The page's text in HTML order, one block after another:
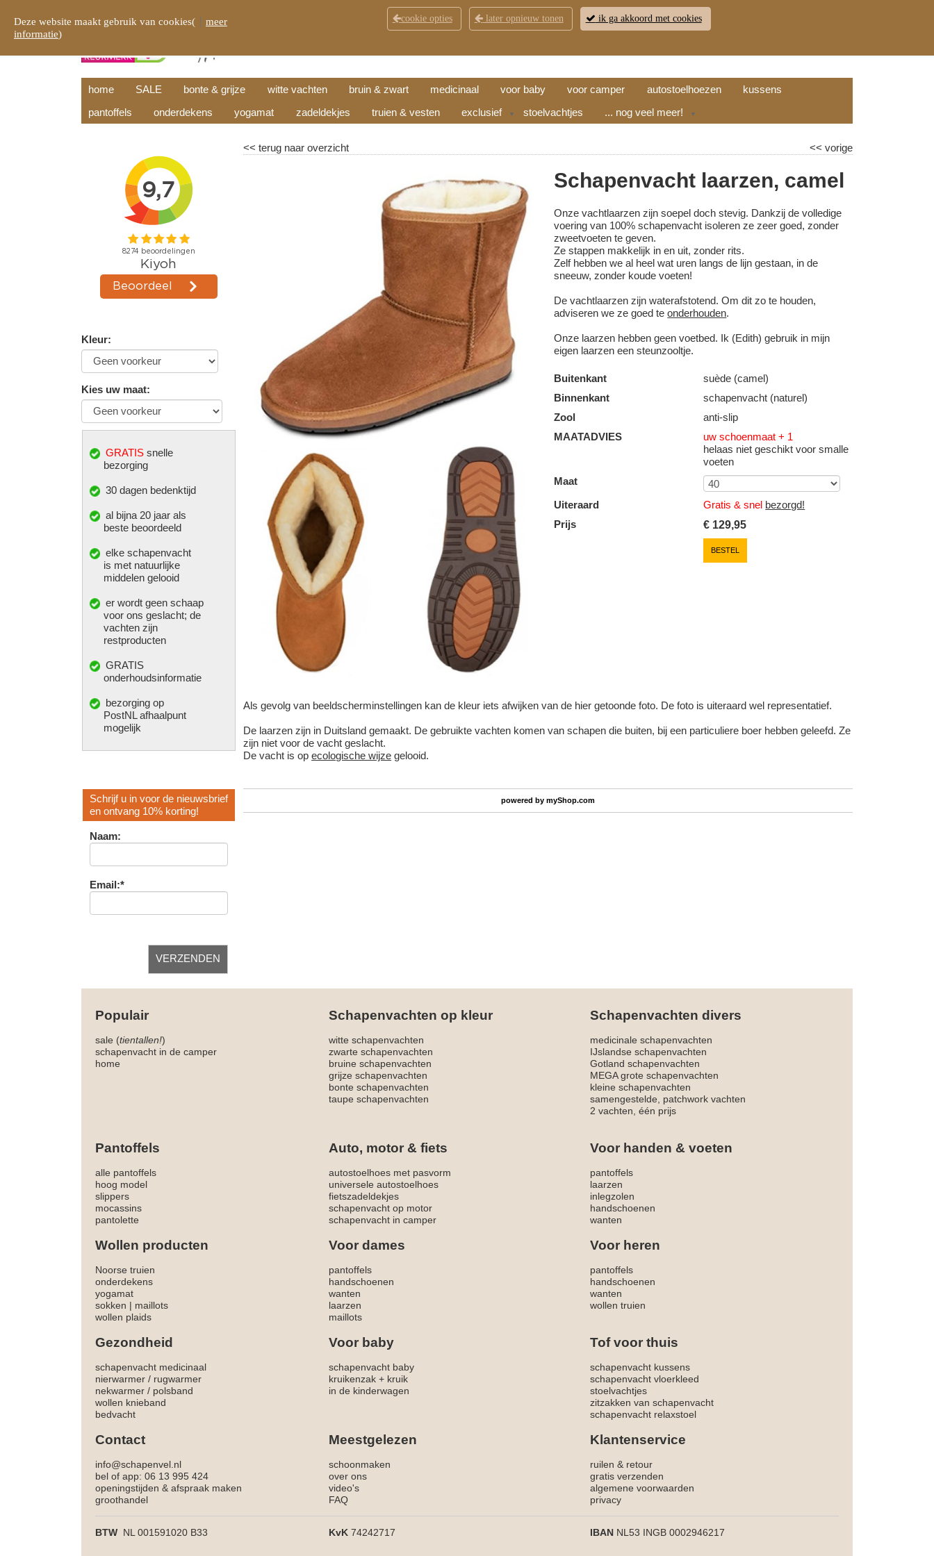
KLANTENSERVICE CONTACT OPENINGSTIJDEN RETOUR WINKELWAGEN (
home SALE bonte & grijze witte vachten bruin & zwart medicinaal voor baby voor camper autostoelhoezen
kussens
pantoffels
onderdekens yogamat zadeldekjes truien & vesten exclusief ▼ stoelvachtjes ... nog veel meer! ▼
Kleur:
Kies uw maat:
GRATIS snelle
bezorging
30 dagen bedenktijd
al bijna 20 jaar als
beste beoordeeld
elke schapenvacht
is met natuurlijke
middelen gelooid
er wordt geen schaap
voor ons geslacht; de
vachten zijn
restproducten
GRATIS
onderhoudsinformatie
bezorging op
PostNL afhaalpunt
mogelijk
Schrijf u in voor de nieuwsbrief
en ontvang 10% korting!
Naam:
Email:*
<<terug naar overzicht << vorige
Schapenvacht laarzen, camel
Onze vachtlaarzen zijn soepel doch stevig. Dankzij de volledige
voering van 100% schapenvacht isoleren ze zeer goed, zonder
zweetvoeten te geven.
Ze stappen makkelijk in en uit, zonder rits.
Zelf hebben we al heel wat uren langs de lijn gestaan, in de
sneeuw, zonder koude voeten!
De vachtlaarzen zijn waterafstotend. Om dit zo te houden,
adviseren we ze goed teonderhouden.
Onze laarzen hebben geen voetbed. Ik (Edith) gebruik in mijn
eigen laarzen een steunzooltje.
Buitenkant
suède (camel)
Binnenkant
schapenvacht (naturel)
Zool
anti-slip
MAATADVIES
uw schoenmaat + 1
helaas niet geschikt voor smalle
voeten
Maat
Uiteraard
Gratis & snel bezorgd!
Prijs
€ 129,95
BESTEL
Als gevolg van beeldscherminstellingen kan de kleur iets afwijken van de hier getoonde foto. De foto is uiteraard wel representatief.
De laarzen zijn in Duitsland gemaakt. De gebruikte vachten komen van schapen die buiten, bij een particuliere boer hebben geleefd. Ze
zijn niet voor de vacht geslacht.
De vacht is opecologische wijze gelooid.
powered bymyShop.com
Populair Schapenvachten op kleur Schapenvachten divers
sale (tientallen!) witte schapenvachten
medicinale schapenvachten
schapenvacht in de camper
zwarte schapenvachten
IJslandse schapenvachten
home
bruine schapenvachten
Gotland schapenvachten
grijze schapenvachten
MEGA grote schapenvachten
bonte schapenvachten
kleine schapenvachten
taupe schapenvachten
samengestelde, patchwork vachten
2 vachten, één prijs
Pantoffels Auto, motor & fiets Voor handen & voeten
alle pantoffels autostoelhoes met pasvorm
pantoffels
hoog model
universele autostoelhoes
laarzen
slippers
fietszadeldekjes
inlegzolen
mocassins
schapenvacht op motor
handschoenen
pantolette
schapenvacht in camper wanten
Wollen producten Voor dames Voor heren
Noorse truien pantoffels
pantoffels
onderdekens
handschoenen
handschoenen
yogamat
wanten
wanten
sokken | maillots laarzen
wollen truien
wollen plaids
maillots
Gezondheid Voor baby Tof voor thuis
schapenvacht medicinaal schapenvacht baby
schapenvacht kussens
nierwarmer / rugwarmer kruikenzak + kruik
schapenvacht vloerkleed
nekwarmer / polsband in de kinderwagen
stoelvachtjes
wollen knieband
zitzakken van schapenvacht
bedvacht
schapenvacht relaxstoel
Contact Meestgelezen Klantenservice
info@schapenvel.nl schoonmaken
ruilen & retour
bel of app: 06 13 995 424
over ons
gratis verzenden
openingstijden & afspraak maken
video's
algemene voorwaarden
groothandel
FAQ privacy
BTW NL 001591020 B33 KvK 74242717 IBAN NL53 INGB 0002946217
Deze website maakt gebruik van cookies(
meer
informatie)
cookie opties later opnieuw tonen ik ga akkoord met cookies